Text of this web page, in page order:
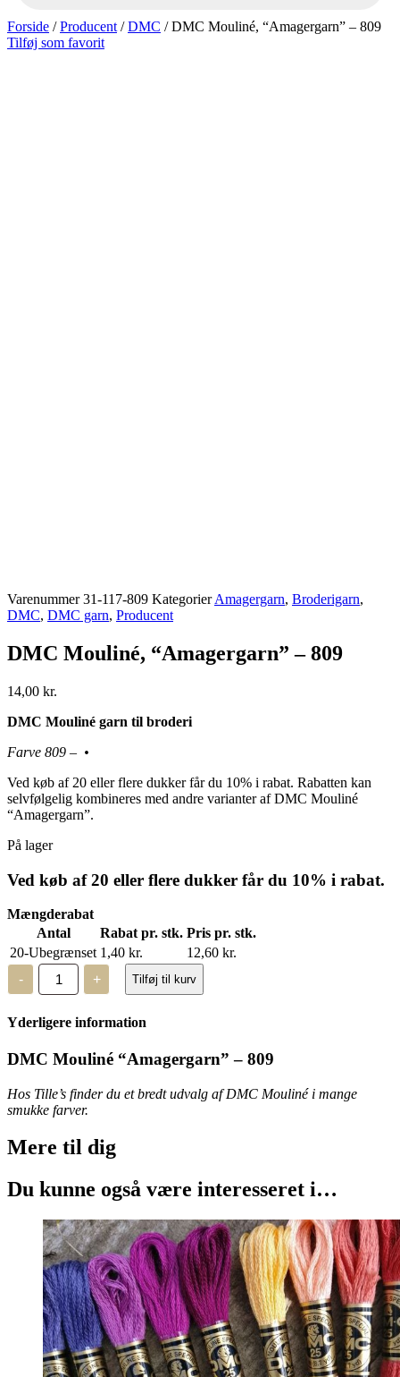
Forside /Producent /DMC / DMC Mouliné, “Amagergarn” – 809
Tilføj som favorit
Varenummer31-117-809 Kategorier Amagergarn, Broderigarn,
DMC, DMC garn, Producent
DMC Mouliné, “Amagergarn” – 809
14,00 kr.
DMC Mouliné garn til broderi
Farve 809 – •
Ved køb af 20 eller flere dukker får du 10% i rabat. Rabatten kan
selvfølgelig kombineres med andre varianter af DMC Mouliné
“Amagergarn”.
På lager
Ved køb af 20 eller flere dukker får du 10% i rabat.
Mængderabat
Antal
Rabat pr. stk. Pris pr. stk.
20-Ubegrænset 1,40 kr. 12,60 kr.
-
DMC
Mouliné,
“Amagergarn”
809
+ Tilføj til kurv
Yderligere information
DMC Mouliné “Amagergarn” – 809
Hos Tille’s finder du et bredt udvalg af DMC Mouliné i mange
smukke farver.
Mere til dig
Du kunne også være interesseret i…